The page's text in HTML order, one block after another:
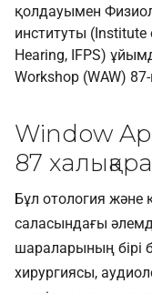
қолдауымен
институты
Hearing, IFPS)
Workshop (WAW)
Window
87
Бұл отология және
саласындағы
шараларының бірі
хирургиясы,